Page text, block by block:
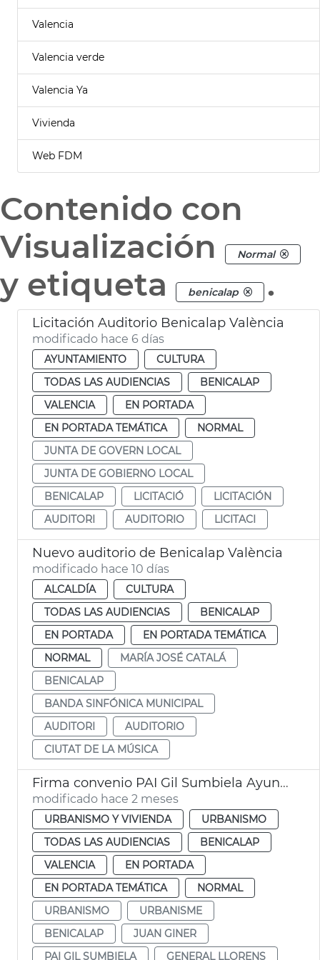
Valencia
Valencia verde
Valencia Ya
Vivienda
Web FDM
Contenido con
Visualización
Normal
y etiqueta benicalap .
Licitación Auditorio Benicalap València
modificado hace 6 días
AYUNTAMIENTO
CULTURA
TODAS LAS AUDIENCIAS
BENICALAP
VALENCIA
EN PORTADA
EN PORTADA TEMÁTICA
NORMAL
JUNTA DE GOVERN LOCAL
JUNTA DE GOBIERNO LOCAL
BENICALAP
LICITACIÓ
LICITACIÓN
AUDITORI
AUDITORIO LICITACI
Nuevo auditorio de Benicalap València
modificado hace 10 días
ALCALDÍA
CULTURA
TODAS LAS AUDIENCIAS
BENICALAP
EN PORTADA
EN PORTADA TEMÁTICA
NORMAL
MARÍA JOSÉ CATALÁ
BENICALAP
BANDA SINFÓNICA MUNICIPAL
AUDITORI
AUDITORIO
CIUTAT DE LA MÚSICA
Firma convenio PAI Gil Sumbiela Ayuntamiento València
modificado hace 2 meses
URBANISMO Y VIVIENDA
URBANISMO
TODAS LAS AUDIENCIAS
BENICALAP
VALENCIA
EN PORTADA
EN PORTADA TEMÁTICA
NORMAL
URBANISMO
URBANISME
BENICALAP
JUAN GINER
PAI GIL SUMBIELA
GENERAL LLORENS